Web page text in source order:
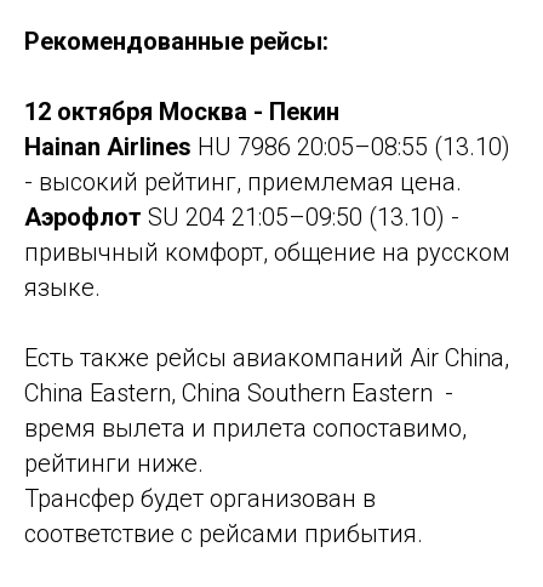
Рекомендованные рейсы:
12 октября Москва - Пекин
Hainan Airlines HU 7986 20:05–08:55 (13.10)
- высокий рейтинг, приемлемая цена.
Аэрофлот SU 204 21:05–09:50 (13.10) -
привычный комфорт, общение на русском
языке.
Есть также рейсы авиакомпаний Air China,
China Eastern, China Southern Eastern -
время вылета и прилета сопоставимо,
рейтинги ниже.
Трансфер будет организован в
соответствие с рейсами прибытия.